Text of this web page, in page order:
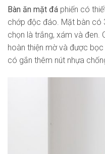
Bàn ăn mặt đá phiến có
chớp độc đáo. Mặt bàn có
chọn là trắng, xám và đen.
hoàn thiện mờ và được
có gắn thêm nút nhựa